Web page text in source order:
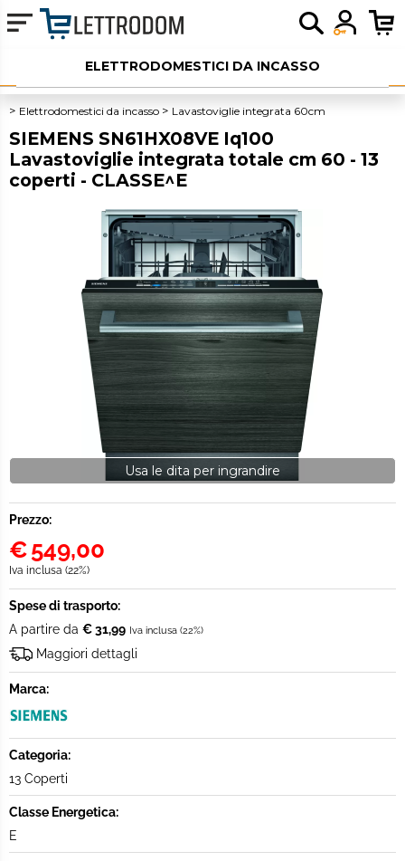
ELETTRODOMESTICI DA INCASSO
ELETTRODOMESTICI LIBERA INSTALLAZIONE
PICCOLI ELETTRODOMESTICI
AUDIO
SERVIZI AGGIUNTIVI
OUTLET
Elettrodomestici da incasso Lavastoviglie integrata 60cm
SIEMENS SN61HX08VE Iq100
Lavastoviglie integrata totale cm 60 - 13
coperti - CLASSE^E
Usa le dita per ingrandire
Prezzo:
€549,00
Iva inclusa (22%)
Spese di trasporto:
A partire da € 31,99 Iva inclusa (22%)
Maggiori dettagli
Marca:
Categoria:
13 Coperti
Classe Energetica:
E